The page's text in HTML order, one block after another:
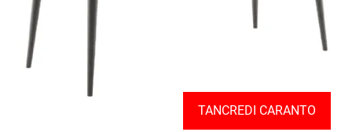
TANCREDI CARANTO